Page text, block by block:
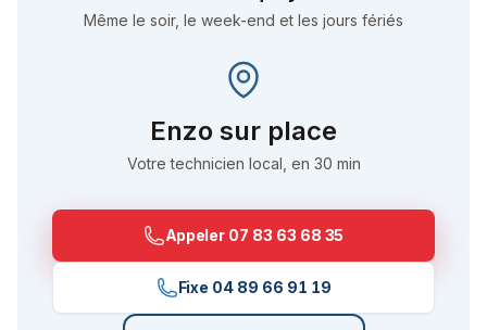
Même le soir, le week-end et les jours fériés
Enzo sur place
Votre technicien local, en 30 min
Appeler 07 83 63 68 35
Fixe 04 89 66 91 19